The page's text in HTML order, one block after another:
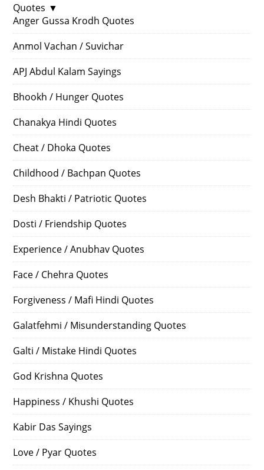
Quotes ▼
Anger Gussa Krodh Quotes
Anmol Vachan / Suvichar
APJ Abdul Kalam Sayings
Bhookh / Hunger Quotes
Chanakya Hindi Quotes
Cheat / Dhoka Quotes
Childhood / Bachpan Quotes
Desh Bhakti / Patriotic Quotes
Dosti / Friendship Quotes
Experience / Anubhav Quotes
Face / Chehra Quotes
Forgiveness / Mafi Hindi Quotes
Galatfehmi / Misunderstanding Quotes
Galti / Mistake Hindi Quotes
God Krishna Quotes
Happiness / Khushi Quotes
Kabir Das Sayings
Love / Pyar Quotes